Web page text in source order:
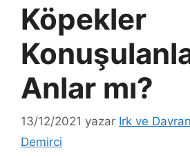
Köpekler
Anlar mı?
13/12/2021 yazar Irk ve
Demirci